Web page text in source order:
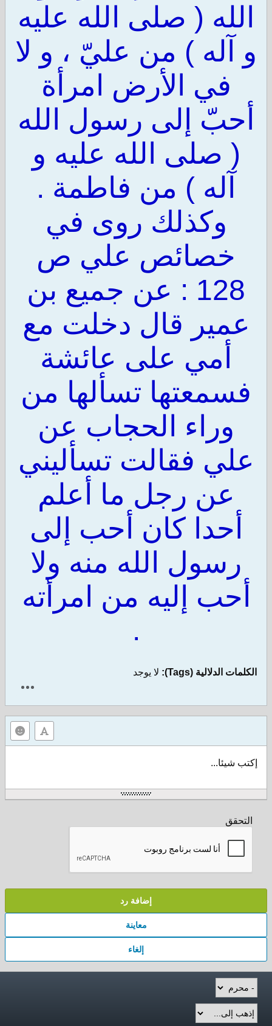
الله ( صلى الله عليه
و آله ) من عليّ ، و لا
في الأرض امرأة
أحبّ إلى رسول الله
( صلى الله عليه و
آله ) من فاطمة .
وكذلك روى في
خصائص علي ص
128 : عن جميع بن
عمير قال دخلت مع
أمي على عائشة
فسمعتها تسألها من
وراء الحجاب عن
علي فقالت تسأليني
عن رجل ما أعلم
أحدا كان أحب إلى
رسول الله منه ولا
أحب إليه من امرأته
.
الكلمات الدلالية (Tags): لا يوجد
إكتب شيئا...
التحقق
إضافة رد
معاينة
إلغاء